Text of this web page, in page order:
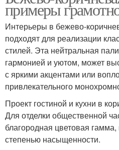
примеры
Интерьеры в бежево-
подходят для реализации
стилей. Эта нейтральная
гармонией и уютом, может
с яркими акцентами или
привлекательного
Проект гостиной и кухни в
Для отделки общественной
благородная цветовая
степенью насыщенности.